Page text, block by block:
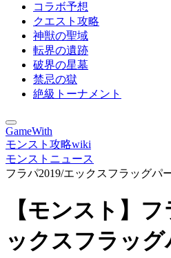
コラボ予想
クエスト攻略
神獣の聖域
転界の遺跡
破界の星墓
禁忌の獄
絶級トーナメント
GameWith
モンスト攻略wiki
モンストニュース
フラパ2019/エックスフラッグパ
【モンスト】
ックスフラッ